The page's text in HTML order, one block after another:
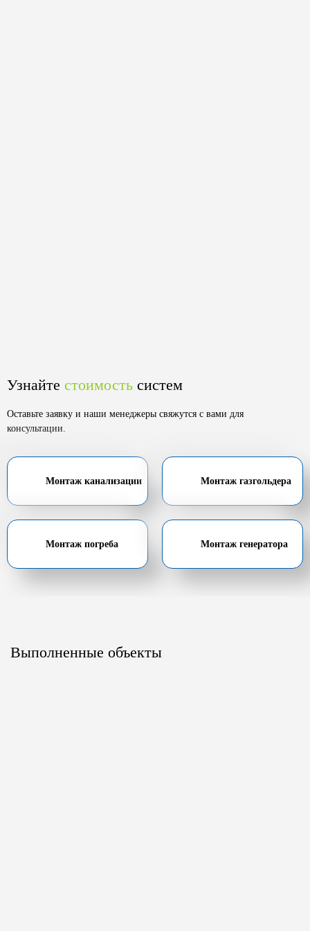
Узнайте стоимость систем
Оставьте заявку и наши менеджеры свяжутся с вами для
консультации.
Монтаж канализации Монтаж газгольдера
Монтаж погреба Монтаж генератора
Выполненные объекты